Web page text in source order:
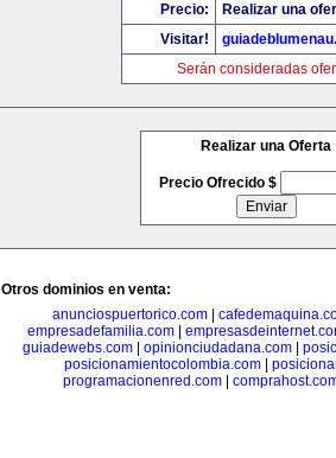
Precio:
Realizar una
Visitar!
Serán consideradas
Realizar una Oferta
Precio Ofrecido $
Otros dominios en venta:
anunciospuertorico.com|
empresadefamilia.com
guiadewebs.com
opinionciudadana.com
posicionamientocolombia.com|
programacionenred.com